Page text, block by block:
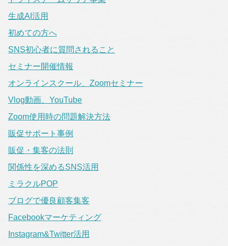
生成AI活用
初めての方へ
SNS初心者に質問されること
セミナー開催情報
オンラインスクール、Zoomセミナー
Vlog動画、YouTube
Zoom使用時の問題解決方法
販促サポート事例
販促・集客の法則
関係性を深めるSNS活用
ミラクルPOP
ブログで優良顧客集客
Facebookマーケティング
Instagram&Twitter活用